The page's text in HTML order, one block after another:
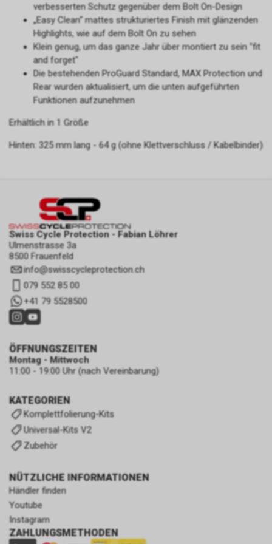
verbesserten Schutz gegenüber dem Bolt On-Design
„Easy Clean“ mattes strukturiertes Finish mit glänzenden
Highlights, wie auf dem Bolt On zu sehen
Klein genug, um das ganze Jahr über montiert zu sein "fit
and forget"
Die bestehenden ProGuard Standard, MAX Protection und
Rear wurden aktualisiert, um die unten aufgeführten
Funktionen aufzunehmen
Erhältlich in 1 Größe
Hinten: 325 mm lang - 64 g (ohne Klettverschluss / Kabelbinder)
Swiss Cycle Protection - Fabian Löhrer
Ulmenstrasse 3a
8500 Frauenfeld
info@swisscycleprotection.ch
079 552 85 00
+41 79 5528500
KATEGORIEN
Komplettfolierung-Kits
Universal-Kits V2
Zubehör
NÜTZLICHE INFORMATIONEN
Händler finden
Youtube
Instagram
ZAHLUNGSMETHODEN
ÖFFNUNGSZEITEN
Montag - Mittwoch
11:00 - 19:00 Uhr (nach Vereinbarung)